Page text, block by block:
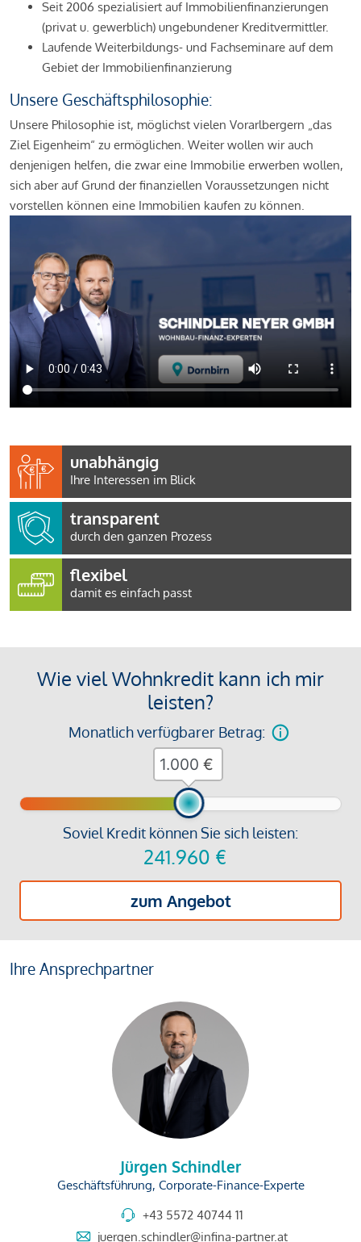
Seit 2006 spezialisiert auf Immobilienfinanzierungen
(privat u. gewerblich) ungebundener Kreditvermittler.
Laufende Weiterbildungs- und Fachseminare auf dem
Gebiet der Immobilienfinanzierung
Unsere Geschäftsphilosophie:
Unsere Philosophie ist, möglichst vielen Vorarlbergern „das
Ziel Eigenheim“ zu ermöglichen. Weiter wollen wir auch
denjenigen helfen, die zwar eine Immobilie erwerben wollen,
sich aber auf Grund der finanziellen Voraussetzungen nicht
vorstellen können eine Immobilien kaufen zu können.
unabhängig
Ihre Interessen im Blick
transparent
durch den ganzen Prozess
flexibel
damit es einfach passt
Wie viel Wohnkredit kann ich mir
leisten?
Monatlich verfügbarer Betrag:
Soviel Kredit können Sie sich leisten:
241.960 €
zum Angebot
€
Ihre Ansprechpartner
Jürgen Schindler
Geschäftsführung, Corporate-Finance-Experte
+43 5572 40744 11
juergen.schindler@infina-partner.at